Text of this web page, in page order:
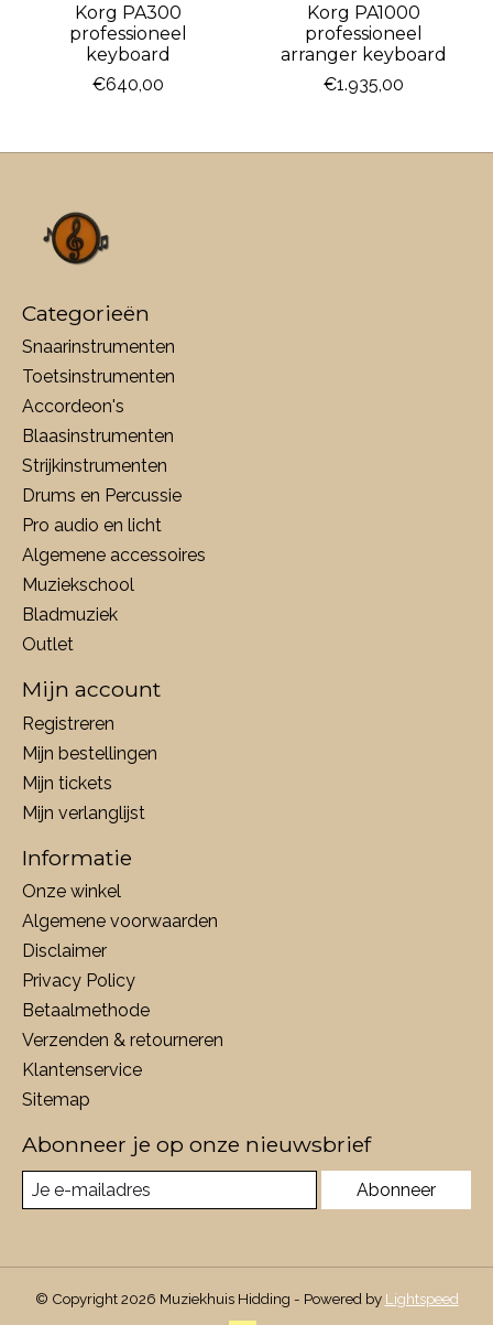
Korg PA300
professioneel
keyboard
€640,00
Korg PA1000
professioneel
arranger keyboard
€1.935,00
Categorieën
Snaarinstrumenten
Toetsinstrumenten
Accordeon's
Blaasinstrumenten
Strijkinstrumenten
Drums en Percussie
Pro audio en licht
Algemene accessoires
Muziekschool
Bladmuziek
Outlet
Mijn account
Registreren
Mijn bestellingen
Mijn tickets
Mijn verlanglijst
Informatie
Onze winkel
Algemene voorwaarden
Disclaimer
Privacy Policy
Betaalmethode
Verzenden & retourneren
Klantenservice
Sitemap
Abonneer je op onze nieuwsbrief
Abonneer
© Copyright 2026 Muziekhuis Hidding - Powered by Lightspeed